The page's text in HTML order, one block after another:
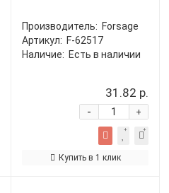
Производитель: Forsage
Артикул: F-62517
Наличие: Есть в наличии
31.82 р.
+
-
Купить в 1 клик